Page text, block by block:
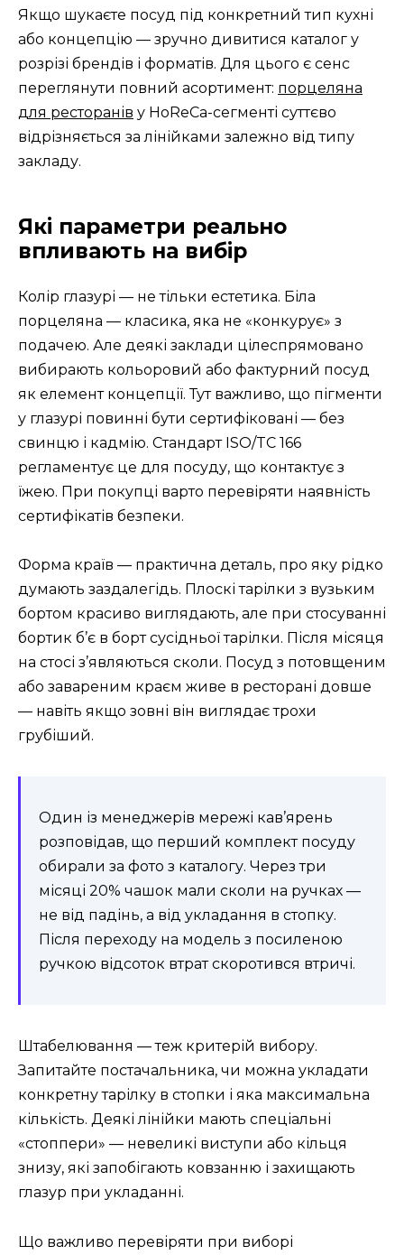
Якщо шукаєте посуд під конкретний тип кухні
або концепцію — зручно дивитися каталог у
розрізі брендів і форматів. Для цього є сенс
переглянути повний асортимент: порцеляна
для ресторанів у HoReCa-сегменті суттєво
відрізняється за лінійками залежно від типу
закладу.
Які параметри реально
впливають на вибір
Колір глазурі — не тільки естетика. Біла
порцеляна — класика, яка не «конкурує» з
подачею. Але деякі заклади цілеспрямовано
вибирають кольоровий або фактурний посуд
як елемент концепції. Тут важливо, що пігменти
у глазурі повинні бути сертифіковані — без
свинцю і кадмію. Стандарт ISO/TC 166
регламентує це для посуду, що контактує з
їжею. При покупці варто перевіряти наявність
сертифікатів безпеки.
Форма країв — практична деталь, про яку рідко
думають заздалегідь. Плоскі тарілки з вузьким
бортом красиво виглядають, але при стосуванні
бортик б’є в борт сусідньої тарілки. Після місяця
на стосі з’являються сколи. Посуд з потовщеним
або завареним краєм живе в ресторані довше
— навіть якщо зовні він виглядає трохи
грубіший.
Один із менеджерів мережі кав’ярень
розповідав, що перший комплект посуду
обирали за фото з каталогу. Через три
місяці 20% чашок мали сколи на ручках —
не від падінь, а від укладання в стопку.
Після переходу на модель з посиленою
ручкою відсоток втрат скоротився втричі.
Штабелювання — теж критерій вибору.
Запитайте постачальника, чи можна укладати
конкретну тарілку в стопки і яка максимальна
кількість. Деякі лінійки мають спеціальні
«стоппери» — невеликі виступи або кільця
знизу, які запобігають ковзанню і захищають
глазур при укладанні.
Що важливо перевіряти при виборі